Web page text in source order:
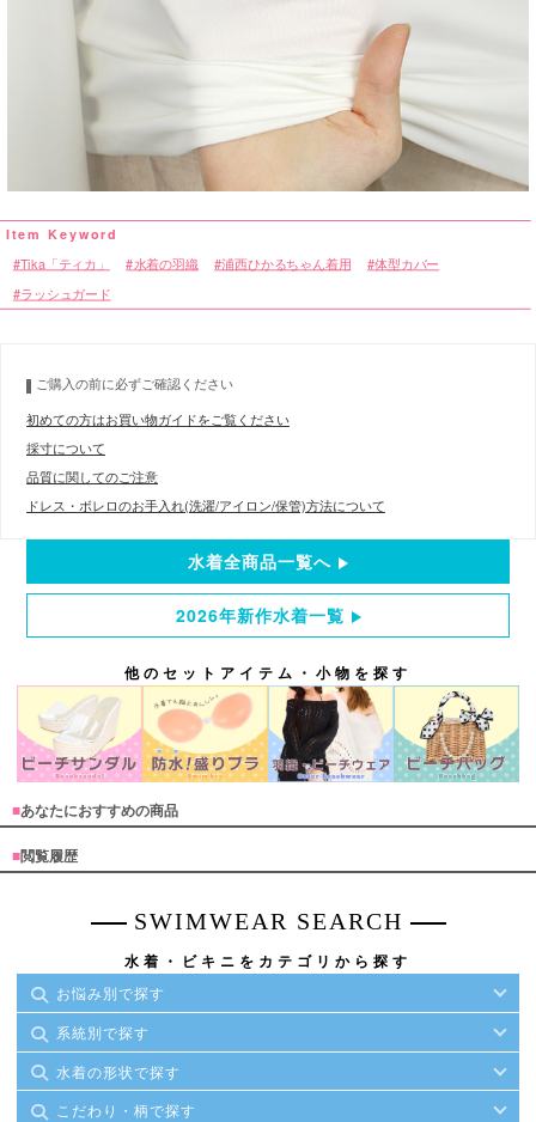
Tika「ティカ」 水着の羽織 浦西ひかるちゃん着用 体型カバー
ラッシュガード
ご購入の前に必ずご確認ください
初めての方はお買い物ガイドをご覧ください
採寸について
品質に関してのご注意
ドレス・ボレロのお手入れ(洗濯/アイロン/保管)方法について
水着全商品一覧へ
2026年新作水着一覧
他のセットアイテム・小物を探す
■あなたにおすすめの商品
■閲覧履歴
SWIMWEAR SEARCH
水着・ビキニをカテゴリから探す
お悩み別で探す
系統別で探す
水着の形状で探す
こだわり・柄で探す